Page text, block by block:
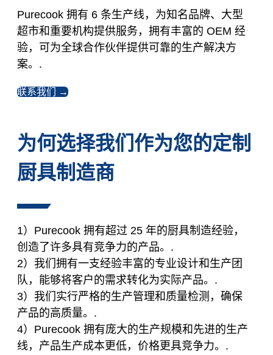
Purecook 拥有 6 条生产线，为知名品牌、大型
超市和重要机构提供服务，拥有丰富的 OEM 经
验，可为全球合作伙伴提供可靠的生产解决方
案。.
联系我们 →
为何选择我们作为您的定制
厨具制造商
1）Purecook 拥有超过 25 年的厨具制造经验，
创造了许多具有竞争力的产品。.
2）我们拥有一支经验丰富的专业设计和生产团
队，能够将客户的需求转化为实际产品。.
3）我们实行严格的生产管理和质量检测，确保
产品的高质量。.
4）Purecook 拥有庞大的生产规模和先进的生产
线，产品生产成本更低，价格更具竞争力。.